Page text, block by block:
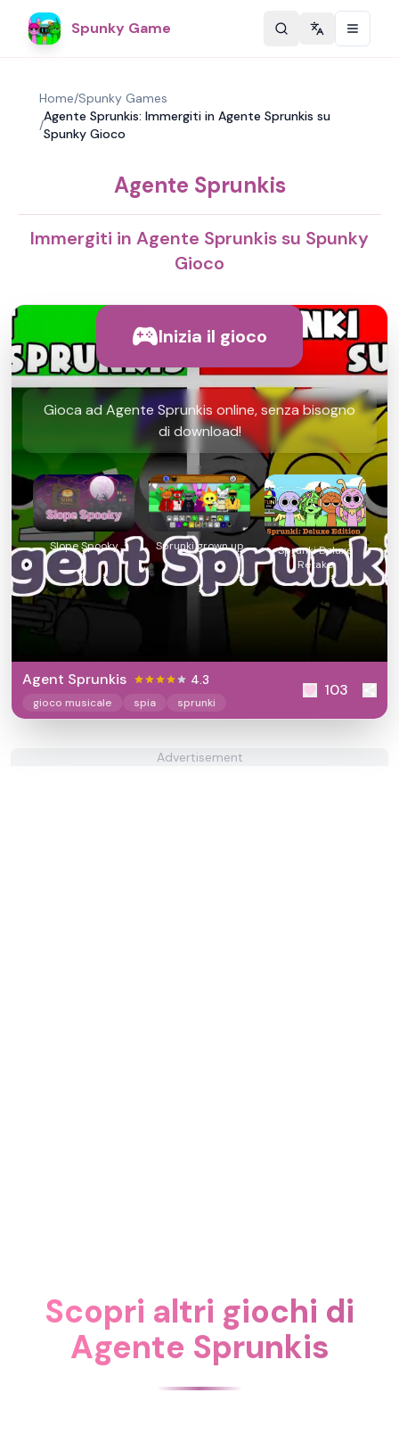
Spunky Game Change
Home/Spunky Games
/
Agente Sprunkis: Immergiti in Agente Sprunkis su
Spunky Gioco
Agente Sprunkis
Immergiti in Agente Sprunkis su Spunky
Gioco
Inizia il gioco
Gioca ad Agente Sprunkis online, senza bisogno
di download!
Slope Spooky Sprunki grown up
Sprunki Deluxe
Retake
Agent Sprunkis 4.3
gioco musicale spia sprunki
103
Advertisement
Scopri altri giochi di
Agente Sprunkis